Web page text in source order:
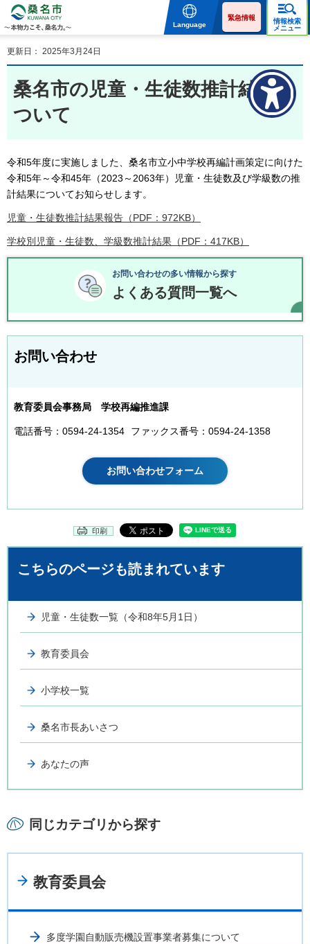
物力こそ、桑名力。
Language
緊急情報
情報検索
メニュー
更新日： 2025年3月24日
桑名市の児童・生徒数推計結果に
ついて
令和5年度に実施しました、桑名市立小中学校再編計画策定に向けた
令和5年～令和45年（2023～2063年）児童・生徒数及び学級数の推
計結果についてお知らせします。
児童・生徒数推計結果報告（PDF：972KB）
学校別児童・生徒数、学級数推計結果（PDF：417KB）
お問い合わせの多い情報から探す
よくある質問一覧へ
お問い合わせ
教育委員会事務局 学校再編推進課
電話番号：0594-24-1354 ファックス番号：0594-24-1358
印刷
こちらのページも読まれています
児童・生徒数一覧（令和8年5月1日）
教育委員会
小学校一覧
桑名市長あいさつ
あなたの声
同じカテゴリから探す
教育委員会
多度学園自動販売機設置事業者募集について